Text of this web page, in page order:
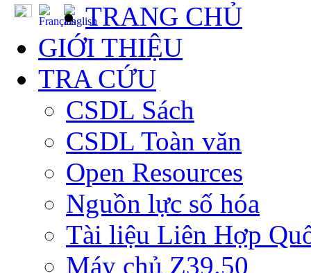
TRANG CHỦ
GIỚI THIỆU
TRA CỨU
CSDL Sách
CSDL Toàn văn
Open Resources
Nguồn lực số hóa
Tài liệu Liên Hợp
Máy chủ Z39.50